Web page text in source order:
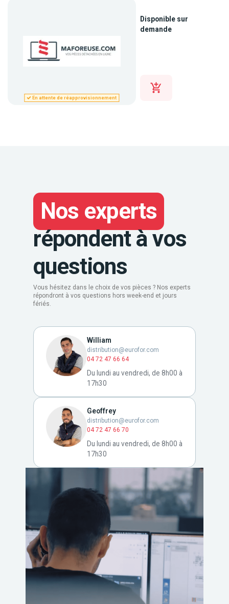
En attente de réapprovisionnement
Disponible sur
demande
Nos experts
répondent à vos
questions
Vous hésitez dans le choix de vos pièces ? Nos experts
répondront à vos questions hors week-end et jours
fériés.
William
distribution@eurofor.com
04 72 47 66 64
Du lundi au vendredi, de 8h00 à
17h30
Geoffrey
distribution@eurofor.com
04 72 47 66 70
Du lundi au vendredi, de 8h00 à
17h30